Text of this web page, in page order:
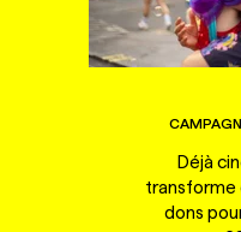
Déjà
transforme
dons